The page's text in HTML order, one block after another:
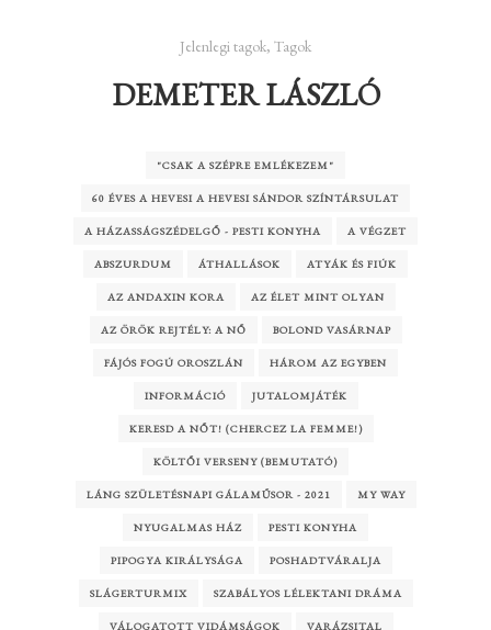
Jelenlegi tagok, Tagok
DEMETER LÁSZLÓ
"CSAK A SZÉPRE EMLÉKEZEM"
60 ÉVES A HEVESI A HEVESI SÁNDOR SZÍNTÁRSULAT
A HÁZASSÁGSZÉDELGŐ - PESTI KONYHA A VÉGZET
ABSZURDUM ÁTHALLÁSOK ATYÁK ÉS FIÚK
AZ ANDAXIN KORA AZ ÉLET MINT OLYAN
AZ ÖRÖK REJTÉLY: A NŐ BOLOND VASÁRNAP
FÁJÓS FOGÚ OROSZLÁN HÁROM AZ EGYBEN
INFORMÁCIÓ JUTALOMJÁTÉK
KERESD A NŐT! (CHERCEZ LA FEMME!)
KÖLTŐI VERSENY (BEMUTATÓ)
LÁNG SZÜLETÉSNAPI GÁLAMŰSOR - 2021 MY WAY
NYUGALMAS HÁZ PESTI KONYHA
PIPOGYA KIRÁLYSÁGA POSHADTVÁRALJA
SLÁGERTURMIX SZABÁLYOS LÉLEKTANI DRÁMA
VÁLOGATOTT VIDÁMSÁGOK VARÁZSITAL